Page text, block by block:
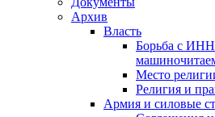
Архив
Власть
Борьба с
Место
Религия и
Армия и силовые